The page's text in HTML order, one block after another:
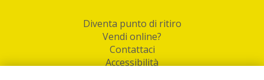
Diventa punto di ritiro
Vendi online?
Contattaci
Accessibilità